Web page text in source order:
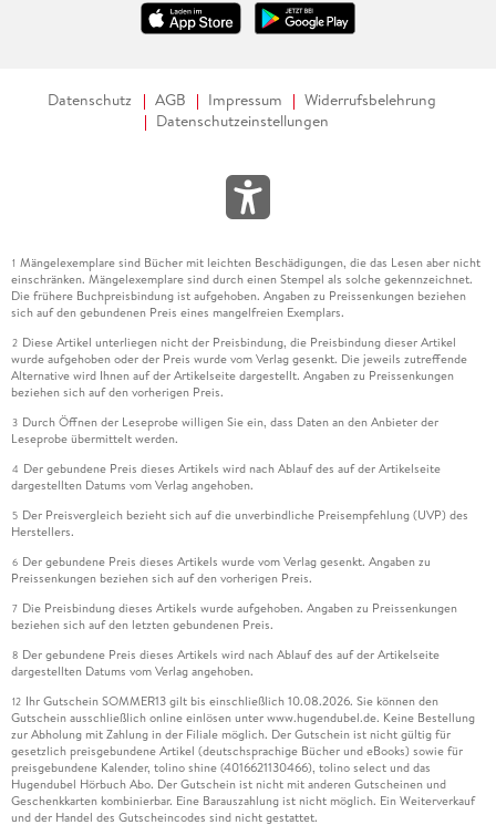
Datenschutz AGB Impressum
Widerrufsbelehrung
Datenschutzeinstellungen
1 Mängelexemplare sind Bücher mit leichten Beschädigungen, die das Lesen aber nicht
einschränken. Mängelexemplare sind durch einen Stempel als solche gekennzeichnet.
Die frühere Buchpreisbindung ist aufgehoben. Angaben zu Preissenkungen beziehen
sich auf den gebundenen Preis eines mangelfreien Exemplars.
2 Diese Artikel unterliegen nicht der Preisbindung, die Preisbindung dieser Artikel
wurde aufgehoben oder der Preis wurde vom Verlag gesenkt. Die jeweils zutreffende
Alternative wird Ihnen auf der Artikelseite dargestellt. Angaben zu Preissenkungen
beziehen sich auf den vorherigen Preis.
3 Durch Öffnen der Leseprobe willigen Sie ein, dass Daten an den Anbieter der
Leseprobe übermittelt werden.
4 Der gebundene Preis dieses Artikels wird nach Ablauf des auf der Artikelseite
dargestellten Datums vom Verlag angehoben.
5 Der Preisvergleich bezieht sich auf die unverbindliche Preisempfehlung (UVP) des
Herstellers.
6 Der gebundene Preis dieses Artikels wurde vom Verlag gesenkt. Angaben zu
Preissenkungen beziehen sich auf den vorherigen Preis.
7 Die Preisbindung dieses Artikels wurde aufgehoben. Angaben zu Preissenkungen
beziehen sich auf den letzten gebundenen Preis.
8 Der gebundene Preis dieses Artikels wird nach Ablauf des auf der Artikelseite
dargestellten Datums vom Verlag angehoben.
12 Ihr Gutschein SOMMER13 gilt bis einschließlich 10.08.2026. Sie können den
Gutschein ausschließlich online einlösen unter www.hugendubel.de. Keine Bestellung
zur Abholung mit Zahlung in der Filiale möglich. Der Gutschein ist nicht gültig für
gesetzlich preisgebundene Artikel (deutschsprachige Bücher und eBooks) sowie für
preisgebundene Kalender, tolino shine (4016621130466), tolino select und das
Hugendubel Hörbuch Abo. Der Gutschein ist nicht mit anderen Gutscheinen und
Geschenkkarten kombinierbar. Eine Barauszahlung ist nicht möglich. Ein Weiterverkauf
und der Handel des Gutscheincodes sind nicht gestattet.